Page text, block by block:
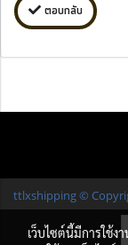
ตอบกลับ
ttlxshipping ©
เว็บไซต์นี้มีการใช้